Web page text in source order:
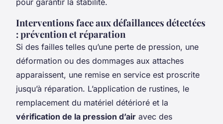
Interventions face aux défaillances détectées
: prévention et réparation
Si des failles telles qu’une perte de pression, une
déformation ou des dommages aux attaches
apparaissent, une remise en service est proscrite
jusqu’à réparation. L’application de rustines, le
remplacement du matériel détérioré et la
vérification de la pression d’air avec des